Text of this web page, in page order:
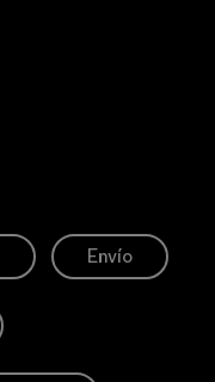
Envío